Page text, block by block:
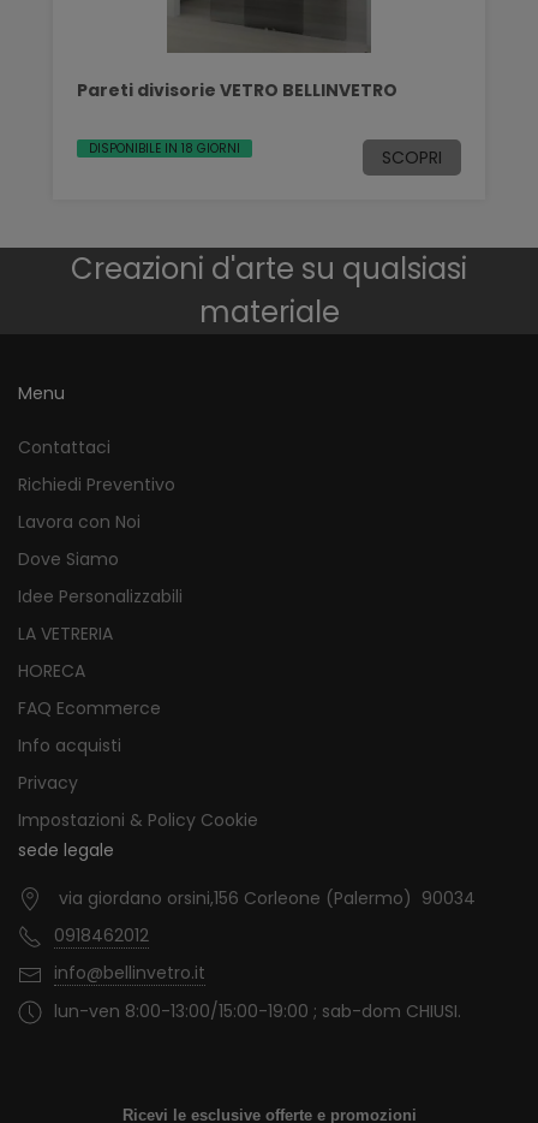
Pareti divisorie VETRO BELLINVETRO
DISPONIBILE IN 18 GIORNI SCOPRI
Creazioni d'arte su qualsiasi
materiale
Menu
Contattaci
Richiedi Preventivo
Lavora con Noi
Dove Siamo
Idee Personalizzabili
LA VETRERIA
HORECA
FAQ Ecommerce
Info acquisti
Privacy
Impostazioni & Policy Cookie
sede legale
via giordano orsini,156 Corleone (Palermo) 90034
0918462012
info@bellinvetro.it
lun-ven 8:00-13:00/15:00-19:00 ; sab-dom CHIUSI.
Ricevi le esclusive offerte e promozioni